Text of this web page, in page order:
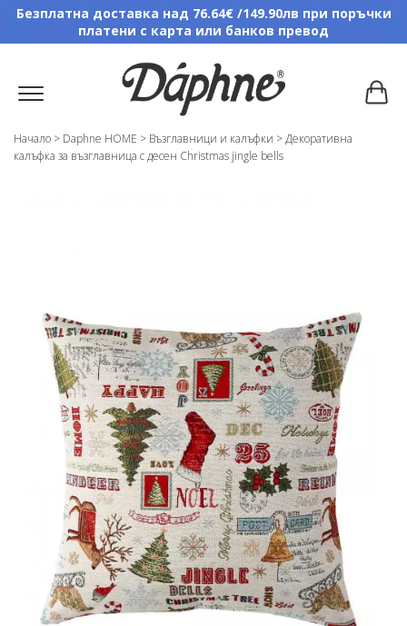
Безплатна доставка над 76.64€ /149.90лв при поръчки
платени с карта или банков превод
Начало > Daphne HOME > Възглавници и калъфки >Декоративна
калъфка за възглавница с десен Christmas jingle bells